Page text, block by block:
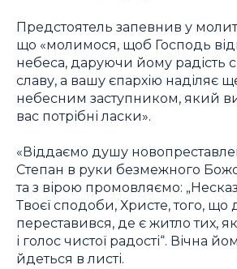
Предстоятель запевнив у
що «молимося, щоб Господь
небеса, даруючи йому радість
славу, а вашу єпархію наділяє
небесним заступником, який
вас потрібні ласки».
«Віддаємо душу
Степан в руки безмежного
та з вірою промовляємо:
Твоєї сподоби, Христе, того, що
переставився, де є житло тих,
і голос чистої радості“. Вічна
йдеться в листі.